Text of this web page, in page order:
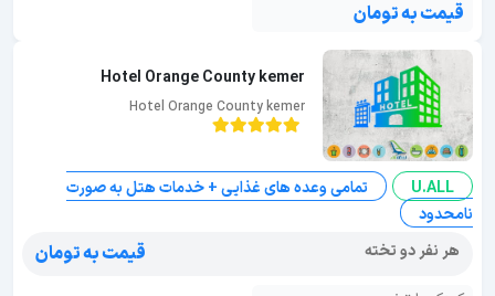
قیمت به تومان
Hotel Orange County kemer
Hotel Orange County kemer
U.ALL
تمامی وعده های غذایی + خدمات هتل به صورت
نامحدود
هر نفر دو تخته
قیمت به تومان